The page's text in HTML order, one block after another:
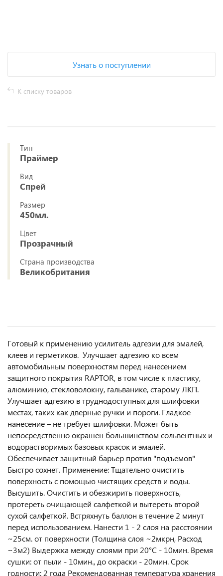
Узнать о поступлении
К списку товаров
Тип
Праймер
Вид
Спрей
Размер
450мл.
Цвет
Прозрачный
Страна производства
Великобритания
Готовый к применению усилитель адгезии для эмалей,
клеев и герметиков. Улучшает адгезию ко всем
автомобильным поверхностям перед нанесением
защитного покрытия RAPTOR, в том числе к пластику,
алюминию, стекловолокну, гальванике, старому ЛКП.
Улучшает адгезию в труднодоступных для шлифовки
местах, таких как дверные ручки и пороги. Гладкое
нанесение – не требует шлифовки. Может быть
непосредственно окрашен большинством сольвентных и
водорастворимых базовых красок и эмалей.
Обеспечивает защитный барьер против "подъемов"
Быстро сохнет. Применение: Тщательно очистить
поверхность с помощью чистящих средств и воды.
Высушить. Очистить и обезжирить поверхность,
протереть очищающей салфеткой и вытереть второй
сухой салфеткой. Встряхнуть баллон в течение 2 минут
перед использованием. Нанести 1 - 2 слоя на расстоянии
~25см. от поверхности (Толщина слоя ~2мкрн, Расход
~3м2) Выдержка между слоями при 20°C - 10мин. Время
сушки: от пыли - 10мин., до окраски - 20мин. Срок
годности: 2 года Рекомендованная температура хранения